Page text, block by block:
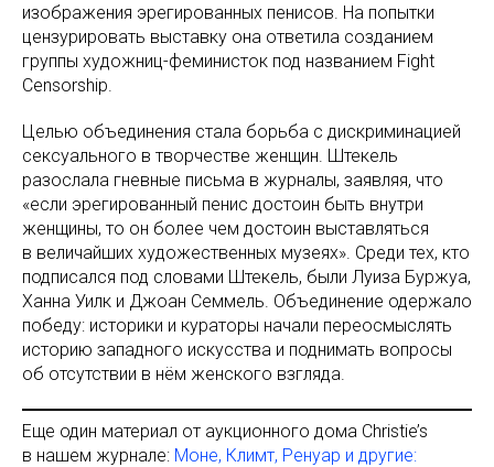
изображения эрегированных пенисов. На попытки
цензурировать выставку она ответила созданием
группы художниц-феминисток под названием Fight
Censorship.
Целью объединения стала борьба с дискриминацией
сексуального в творчестве женщин. Штекель
разослала гневные письма в журналы, заявляя, что
«если эрегированный пенис достоин быть внутри
женщины, то он более чем достоин выставляться
в величайших художественных музеях». Среди тех, кто
подписался под словами Штекель, были Луиза Буржуа,
Ханна Уилк и Джоан Семмель. Объединение одержало
победу: историки и кураторы начали переосмыслять
историю западного искусства и поднимать вопросы
об отсутствии в нём женского взгляда.
Еще один материал от аукционного дома Christie’s
в нашем журнале: Моне, Климт, Ренуар и другие: